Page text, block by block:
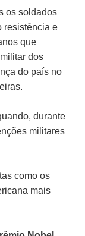
os soldados
resistência e
que
dos
do país no
durante
militares
como os
mais